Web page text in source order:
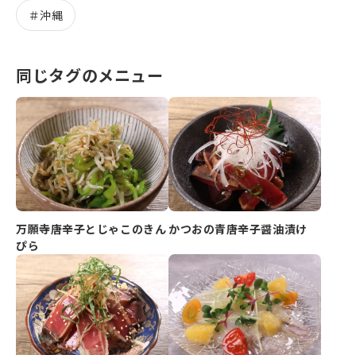
＃沖縄
同じタグのメニュー
万願寺唐辛子とじゃこのきん
ぴら
かつおの青唐辛子醤油漬け